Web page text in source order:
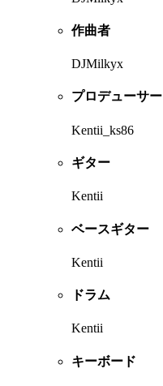
作曲者
DJMilkyx
プロデューサー
Kentii_ks86
ギター
Kentii
ベースギター
Kentii
ドラム
Kentii
キーボード